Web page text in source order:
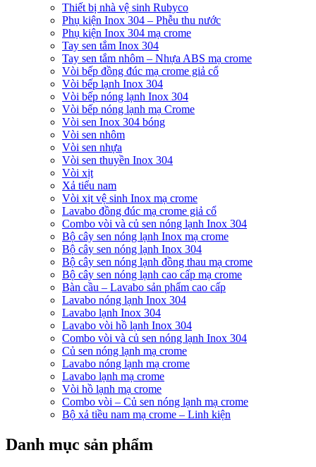
Thiết bị nhà vệ sinh Rubyco
Phụ kiện Inox 304 – Phễu thu nước
Phụ kiện Inox 304 mạ crome
Tay sen tắm Inox 304
Tay sen tắm nhôm – Nhựa ABS mạ crome
Vòi bếp đồng đúc mạ crome giả cổ
Vòi bếp lạnh Inox 304
Vòi bếp nóng lạnh Inox 304
Vòi bếp nóng lạnh mạ Crome
Vòi sen Inox 304 bóng
Vòi sen nhôm
Vòi sen nhựa
Vòi sen thuyền Inox 304
Vòi xịt
Xả tiểu nam
Vòi xịt vệ sinh Inox mạ crome
Lavabo đồng đúc mạ crome giả cổ
Combo vòi và củ sen nóng lạnh Inox 304
Bộ cây sen nóng lạnh Inox mạ crome
Bộ cây sen nóng lạnh Inox 304
Bộ cây sen nóng lạnh đồng thau mạ crome
Bộ cây sen nóng lạnh cao cấp mạ crome
Bàn cầu – Lavabo sản phẩm cao cấp
Lavabo nóng lạnh Inox 304
Lavabo lạnh Inox 304
Lavabo vòi hồ lạnh Inox 304
Combo vòi và củ sen nóng lạnh Inox 304
Củ sen nóng lạnh mạ crome
Lavabo nóng lạnh mạ crome
Lavabo lạnh mạ crome
Vòi hồ lạnh mạ crome
Combo vòi – Củ sen nóng lạnh mạ crome
Bộ xả tiều nam mạ crome – Linh kiện
Danh mục sản phẩm